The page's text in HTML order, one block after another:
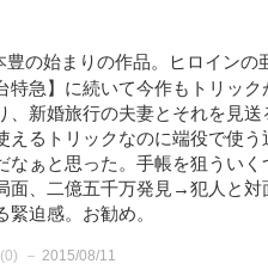
豊の始まりの作品。ヒロイン
特急】に続いて今作もトリッ
、新婚旅行の夫妻とそれを見送
えるトリックなのに端役で使
なぁと思った。手帳を狙うい
面、二億五千万発見→犯人と
迫感。お勧め。
0) 2015/08/11